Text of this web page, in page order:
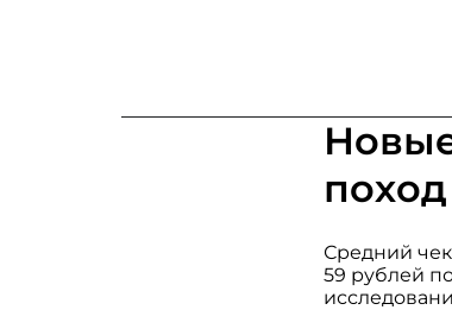
Средний чек
59 рублей